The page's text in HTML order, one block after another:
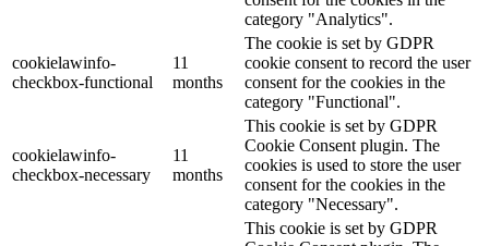
category "Analytics".
cookielawinfo-
checkbox-functional
11
months
The cookie is set by GDPR
cookie consent to record the user
consent for the cookies in the
category "Functional".
cookielawinfo-
checkbox-necessary
11
months
This cookie is set by GDPR
Cookie Consent plugin. The
cookies is used to store the user
consent for the cookies in the
category "Necessary".
This cookie is set by GDPR